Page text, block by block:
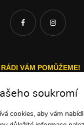
RÁDI VÁM POMŮŽEME!
Michal a Zuzka
soukromí
cookies, aby vám